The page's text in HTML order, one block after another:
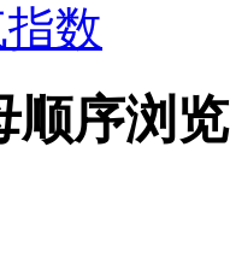
指数
顺序浏览